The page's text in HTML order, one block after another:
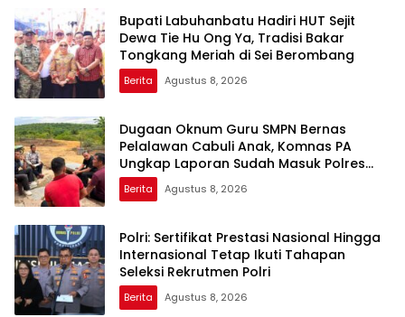
Bupati Labuhanbatu Hadiri HUT Sejit
Dewa Tie Hu Ong Ya, Tradisi Bakar
Tongkang Meriah di Sei Berombang
Berita Agustus 8, 2026
Dugaan Oknum Guru SMPN Bernas
Pelalawan Cabuli Anak, Komnas PA
Ungkap Laporan Sudah Masuk Polres
Sejak Juli
Berita Agustus 8, 2026
Polri: Sertifikat Prestasi Nasional Hingga
Internasional Tetap Ikuti Tahapan
Seleksi Rekrutmen Polri
Berita Agustus 8, 2026